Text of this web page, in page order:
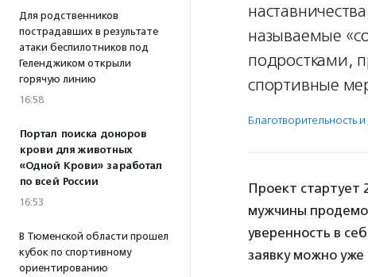
Для родственников
пострадавших в результате
атаки беспилотников под
Геленджиком открыли
горячую линию
16:58
Портал поиска доноров
крови для животных
«Одной Крови» заработал
по всей России
16:53
В Тюменской области прошел
кубок по спортивному
ориентированию
называемые
подростками,
спортивные
Благотвори­тель­ность
Проект стартует
мужчины
уверенность в
заявку можно уже